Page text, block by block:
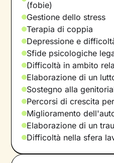
(fobie)
Gestione dello stress
Terapia di coppia
Depressione e
Sfide psicologiche
Difficoltà in ambito
Elaborazione di un
Sostegno alla
Percorsi di crescita
Miglioramento
Elaborazione di un
Difficoltà nella sfera